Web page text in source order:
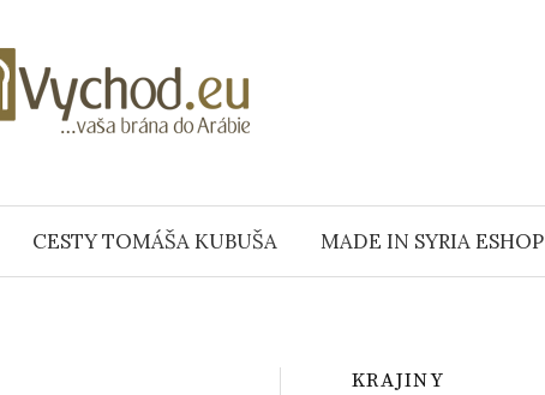
CESTY TOMÁŠA KUBUŠA MADE IN SYRIA ESHOP
KRAJINY